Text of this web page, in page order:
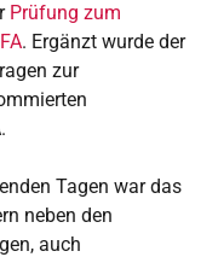
Prüfung zum
. Ergänzt wurde der
zur
Tagen war das
neben den
auch